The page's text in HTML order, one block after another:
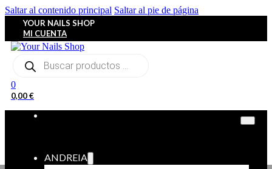
Saltar al contenido principal Saltar al pie de página
YOUR NAILS SHOP
MI CUENTA
0
0,00€
ANDREIA